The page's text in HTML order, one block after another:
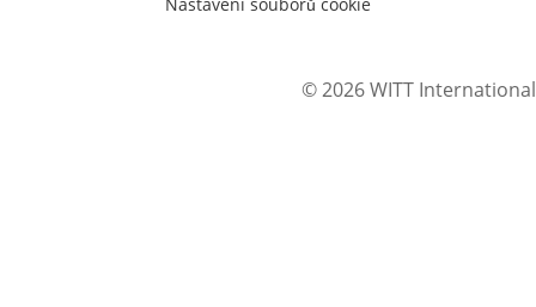
Nastavení souborů cookie
© 2026 WITT International